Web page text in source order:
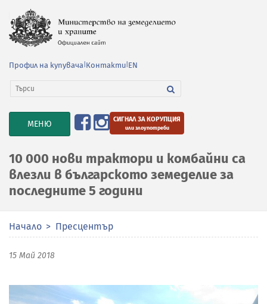
Профил на купувача Контакти EN
TOGGLE
NAVIGATION
МЕНЮ СИГНАЛ ЗА КОРУПЦИЯ
или злоупотреби
10 000 нови трактори и комбайни са
влезли в българското земеделие за
последните 5 години
Начало Пресцентър
15 Май 2018